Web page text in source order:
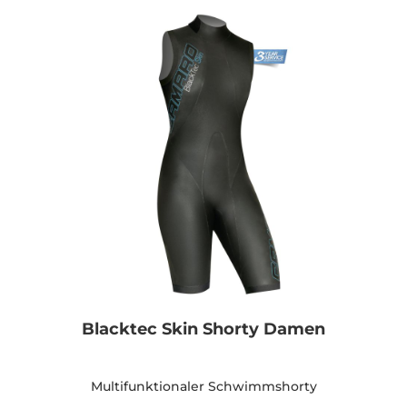
Blacktec Skin Shorty Damen
Multifunktionaler Schwimmshorty